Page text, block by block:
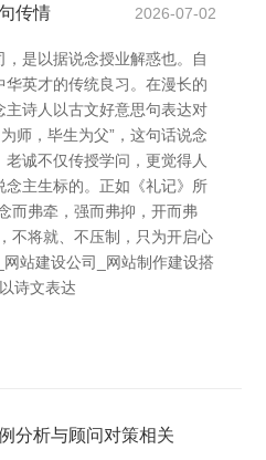
传情 2026-07-02
是以据说念授业解惑也。自
英才的传统良习。在漫长的
主诗人以古文好意思句表达对
师，毕生为父”，这句话说念
诚不仅传授学问，更觉得人
念主生标的。正如《礼记》所
而弗牵，强而弗抑，开而弗
不将就、不压制，只为开启心
站建设公司_网站制作建设搭
诗文表达
分析与顾问对策相关